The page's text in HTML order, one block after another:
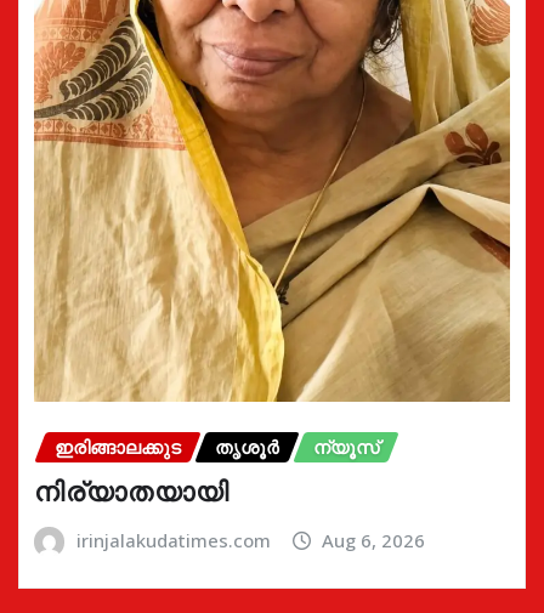
ഇരിങ്ങാലക്കുട തൃശൂർ ന്യൂസ്
നിര്യാതയായി
irinjalakudatimes.com Aug 6, 2026